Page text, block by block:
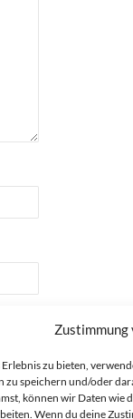
zu bieten,
speichern und/oder
können wir Daten wie
Wenn du deine